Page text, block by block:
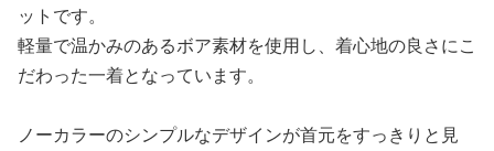
ットです。
軽量で温かみのあるボア素材を使用し、着心地の良さにこ
だわった一着となっています。
ノーカラーのシンプルなデザインが首元をすっきりと見